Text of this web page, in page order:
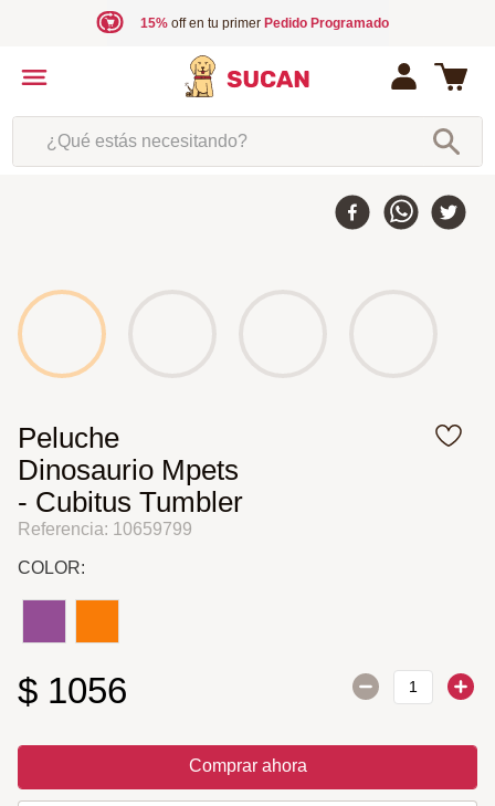
15%off en tu primer Pedido Programado
¿Qué estás necesitando?
Peluche
Dinosaurio Mpets
- Cubitus Tumbler
Referencia: 10659799
COLOR:
$ 1056
Comprar ahora